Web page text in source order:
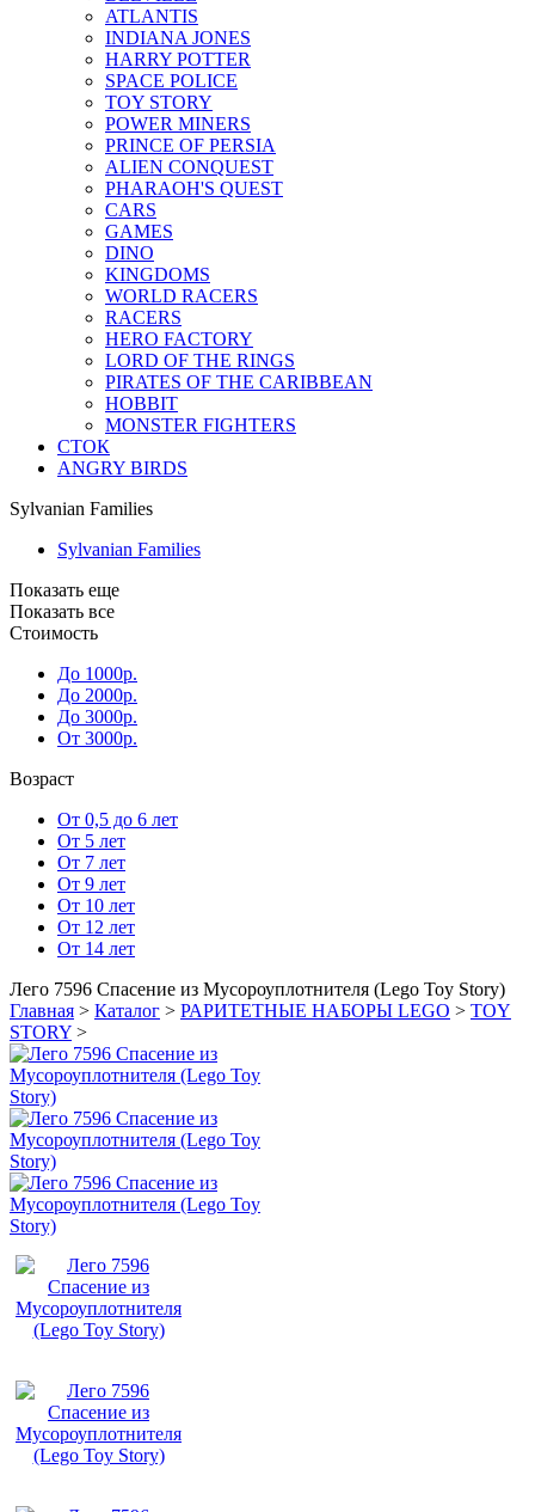
ATLANTIS
INDIANA JONES
HARRY POTTER
SPACE POLICE
TOY STORY
POWER MINERS
PRINCE OF PERSIA
ALIEN CONQUEST
PHARAOH'S QUEST
CARS
GAMES
DINO
KINGDOMS
WORLD RACERS
RACERS
HERO FACTORY
LORD OF THE RINGS
PIRATES OF THE CARIBBEAN
HOBBIT
MONSTER FIGHTERS
СТОК
ANGRY BIRDS
Sylvanian Families
Sylvanian Families
Показать еще
Показать все
Стоимость
До 1000р.
До 2000р.
До 3000р.
От 3000р.
Возраст
От 0,5 до 6 лет
От 5 лет
От 7 лет
От 9 лет
От 10 лет
От 12 лет
От 14 лет
Лего 7596 Спасение из Мусороуплотнителя (Lego Toy Story)
Главная > Каталог > РАРИТЕТНЫЕ НАБОРЫ LEGO > TOY
STORY >